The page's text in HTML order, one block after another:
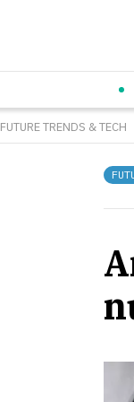
FUTURE TRENDS & TECH